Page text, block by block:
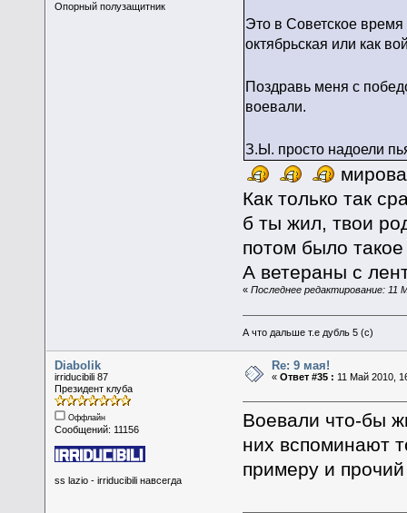
Опорный полузащитник
Это в Советское
октябрьская или как
Поздравь меня с
воевали.
З.Ы. просто надоели
Как только так
б ты жил, твои
потом было
А ветераны с
« Последнее редактирование: 11
А что дальше т.е дубль 5 (с)
Diabolik
irriducibili 87
Президент клуба
Оффлайн
Сообщений: 11156
ss lazio - irriducibili навсегда
Re: 9 мая!
«Ответ #35 : 11 Май 2010,
Воевали что-бы
них вспоминают
примеру и